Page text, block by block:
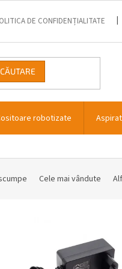
DE CONFIDENȚIALITATE
CĂUTARE
robotizate
Cele mai vândute